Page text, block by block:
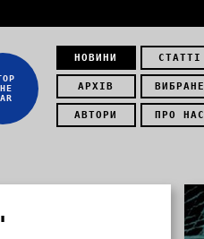
НОВИНИ СТАТТІ
АРХІВ ВИБРАНЕ
АВТОРИ ПРО НАС